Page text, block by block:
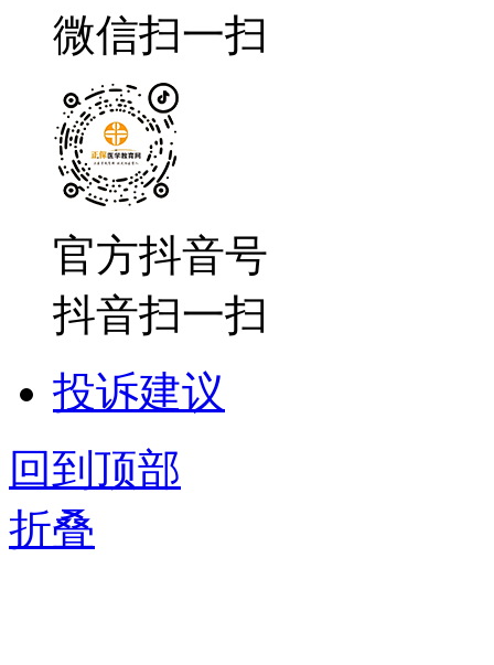
微信扫一扫
官方抖音号
抖音扫一扫
投诉建议
回到顶部
折叠